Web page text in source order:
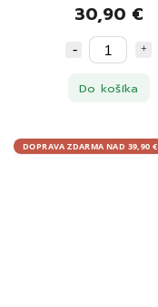
30,90 €
Do košíka
DOPRAVA ZDARMA NAD 39,90 €